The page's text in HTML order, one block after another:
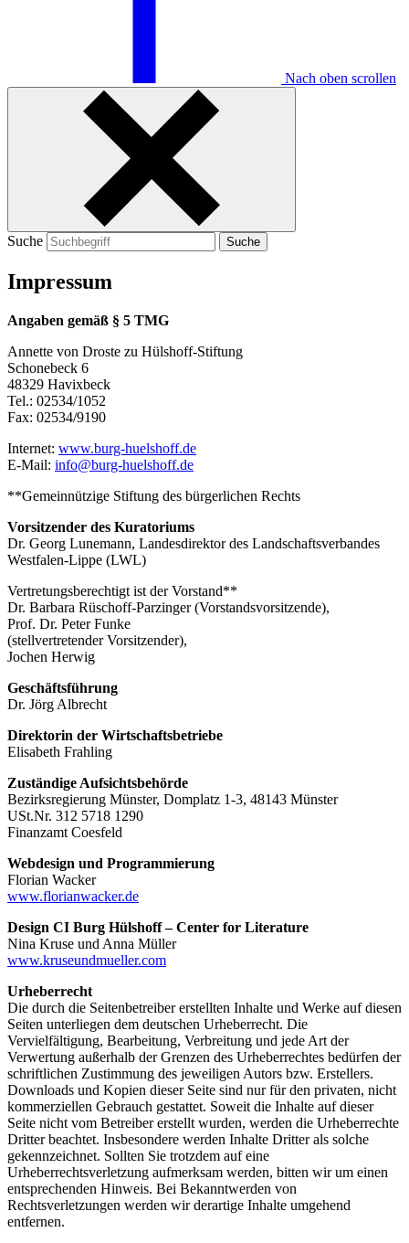
Nach oben scrollen
Suche Suche
Impressum
Angaben gemäß § 5 TMG
Annette von Droste zu Hülshoff-Stiftung
Schonebeck 6
48329 Havixbeck
Tel.: 02534/1052
Fax: 02534/9190
Internet: www.burg-huelshoff.de
E-Mail: info@burg-huelshoff.de
**Gemeinnützige Stiftung des bürgerlichen Rechts
Vorsitzender des Kuratoriums
Dr. Georg Lunemann, Landesdirektor des Landschaftsverbandes
Westfalen-Lippe (LWL)
Vertretungsberechtigt ist der Vorstand**
Dr. Barbara Rüschoff-Parzinger (Vorstandsvorsitzende),
Prof. Dr. Peter Funke
(stellvertretender Vorsitzender),
Jochen Herwig
Geschäftsführung
Dr. Jörg Albrecht
Direktorin der Wirtschaftsbetriebe
Elisabeth Frahling
Zuständige Aufsichtsbehörde
Bezirksregierung Münster, Domplatz 1-3, 48143 Münster
USt.Nr. 312 5718 1290
Finanzamt Coesfeld
Webdesign und Programmierung
Florian Wacker
www.florianwacker.de
Design CI Burg Hülshoff – Center for Literature
Nina Kruse und Anna Müller
www.kruseundmueller.com
Urheberrecht
Die durch die Seitenbetreiber erstellten Inhalte und Werke auf diesen
Seiten unterliegen dem deutschen Urheberrecht. Die
Vervielfältigung, Bearbeitung, Verbreitung und jede Art der
Verwertung außerhalb der Grenzen des Urheberrechtes bedürfen der
schriftlichen Zustimmung des jeweiligen Autors bzw. Erstellers.
Downloads und Kopien dieser Seite sind nur für den privaten, nicht
kommerziellen Gebrauch gestattet. Soweit die Inhalte auf dieser
Seite nicht vom Betreiber erstellt wurden, werden die Urheberrechte
Dritter beachtet. Insbesondere werden Inhalte Dritter als solche
gekennzeichnet. Sollten Sie trotzdem auf eine
Urheberrechtsverletzung aufmerksam werden, bitten wir um einen
entsprechenden Hinweis. Bei Bekanntwerden von
Rechtsverletzungen werden wir derartige Inhalte umgehend
entfernen.